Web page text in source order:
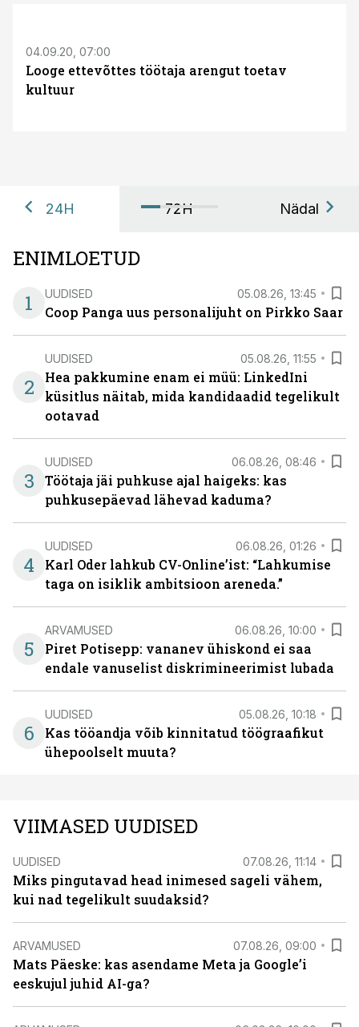
04.09.20, 07:00
Looge ettevõttes töötaja arengut toetav
kultuur
24H 72H Nädal
ENIMLOETUD
1
UUDISED 05.08.26, 13:45
Coop Panga uus personalijuht on Pirkko Saar
2
UUDISED 05.08.26, 11:55
Hea pakkumine enam ei müü: LinkedIni
küsitlus näitab, mida kandidaadid tegelikult
ootavad
3
UUDISED 06.08.26, 08:46
Töötaja jäi puhkuse ajal haigeks: kas
puhkusepäevad lähevad kaduma?
4
UUDISED 06.08.26, 01:26
Karl Oder lahkub CV-Online’ist: “Lahkumise
taga on isiklik ambitsioon areneda.”
5
ARVAMUSED 06.08.26, 10:00
Piret Potisepp: vananev ühiskond ei saa
endale vanuselist diskrimineerimist lubada
6
UUDISED 05.08.26, 10:18
Kas tööandja võib kinnitatud töögraafikut
ühepoolselt muuta?
VIIMASED UUDISED
UUDISED 07.08.26, 11:14
Miks pingutavad head inimesed sageli vähem,
kui nad tegelikult suudaksid?
ARVAMUSED 07.08.26, 09:00
Mats Päeske: kas asendame Meta ja Google’i
eeskujul juhid AI-ga?